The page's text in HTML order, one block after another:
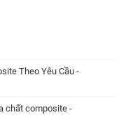
Theo Yêu Cầu -
chất composite -